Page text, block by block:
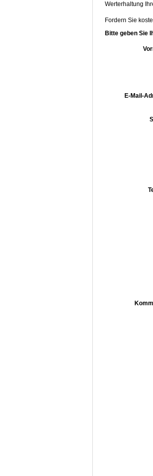
Werterhaltung
Fordern Sie
Bitte geben Sie
E-Mail-